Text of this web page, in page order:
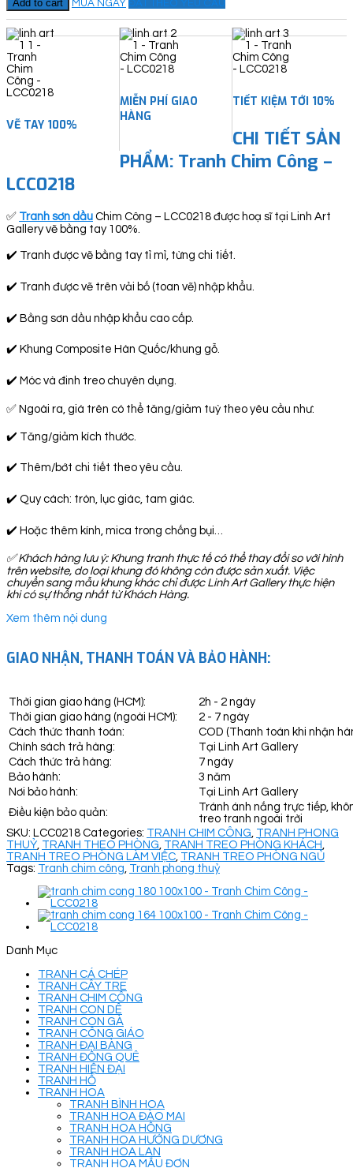
Công
-
LCC0218
quantity
Add to cart MUA NGAY ĐẶT THEO YÊU CẦU
VẼ TAY 100%
MIỄN PHÍ GIAO
HÀNG
TIẾT KIỆM TỚI 10%
CHI TIẾT SẢN
PHẨM: Tranh Chim Công –
LCC0218
✅ Tranh sơn dầu Chim Công – LCC0218 được hoạ sĩ tại Linh Art
Gallery vẽ bằng tay 100%.
✔️ Tranh được vẽ bằng tay tỉ mỉ, từng chi tiết.
✔️ Tranh được vẽ trên vải bố (toan vẽ) nhập khẩu.
✔️ Bằng sơn dầu nhập khẩu cao cấp.
✔️ Khung Composite Hàn Quốc/khung gỗ.
✔️ Móc và đinh treo chuyên dụng.
✅ Ngoài ra, giá trên có thể tăng/giảm tuỳ theo yêu cầu như:
✔️ Tăng/giảm kích thước.
✔️ Thêm/bớt chi tiết theo yêu cầu.
✔️ Quy cách: tròn, lục giác, tam giác.
✔️ Hoặc thêm kính, mica trong chống bụi…
✅Khách hàng lưu ý: Khung tranh thực tế có thể thay đổi so với hình
trên website, do loại khung đó không còn được sản xuất. Việc
chuyển sang mẫu khung khác chỉ được Linh Art Gallery thực hiện
khi có sự thống nhất từ Khách Hàng.
Xem thêm nội dung
GIAO NHẬN, THANH TOÁN VÀ BẢO HÀNH:
Thời gian giao hàng (HCM):
2h - 2 ngày
Thời gian giao hàng (ngoài HCM):
2 - 7 ngày
Cách thức thanh toán:
COD (Thanh toán khi nhận
Chính sách trả hàng:
Tại Linh Art Gallery
Cách thức trả hàng:
7 ngày
Bảo hành:
3 năm
Nơi bảo hành:
Tại Linh Art Gallery
Điều kiện bảo quản:
Tránh ánh nắng trực tiếp,
treo tranh ngoài trời
SKU: LCC0218 Categories: TRANH CHIM CÔNG TRANH PHONG
THUỶ TRANH THEO PHÒNG TRANH TREO PHÒNG KHÁCH
TRANH TREO PHÒNG LÀM VIỆC TRANH TREO PHÒNG NGỦ
Tags: Tranh chim công Tranh phong thuỷ
Danh Mục
TRANH CÁ CHÉP
TRANH CÂY TRE
TRANH CHIM CÔNG
TRANH CON DÊ
TRANH CON GÀ
TRANH CÔNG GIÁO
TRANH ĐẠI BÀNG
TRANH ĐỒNG QUÊ
TRANH HIỆN ĐẠI
TRANH HỔ
TRANH HOA
TRANH BÌNH HOA
TRANH HOA ĐÀO MAI
TRANH HOA HỒNG
TRANH HOA HƯỚNG DƯƠNG
TRANH HOA LAN
TRANH HOA MẪU ĐƠN